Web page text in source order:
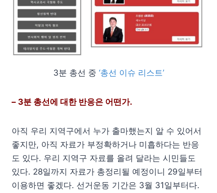
3분 총선 중 ‘총선 이슈 리스트’
– 3분 총선에 대한 반응은 어떤가.
아직 우리 지역구에서 누가 출마했는지 알 수 있어서
좋지만, 아직 자료가 부정확하거나 미흡하다는 반응
도 있다. 우리 지역구 자료를 올려 달라는 시민들도
있다. 28일까지 자료가 총정리될 예정이니 29일부터
이용하면 좋겠다. 선거운동 기간은 3월 31일부터다.